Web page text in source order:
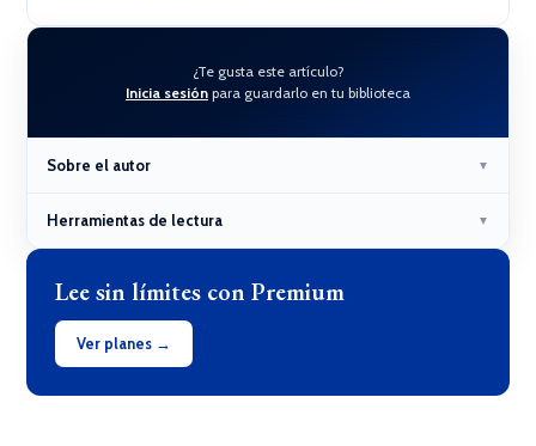
¿Te gusta este artículo?
Inicia sesión para guardarlo en tu biblioteca
Sobre el autor ▼
Herramientas de lectura ▼
Lee sin límites con Premium
Ver planes →